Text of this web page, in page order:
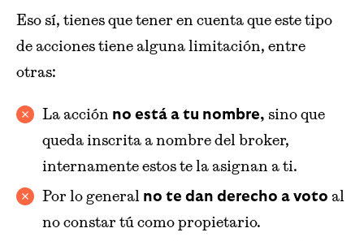
Eso sí, tienes que tener en cuenta que este tipo
de acciones tiene alguna limitación, entre
otras:
La acción no está a tu nombre, sino que
queda inscrita a nombre del broker,
internamente estos te la asignan a ti.
Por lo general no te dan derecho a voto al
no constar tú como propietario.